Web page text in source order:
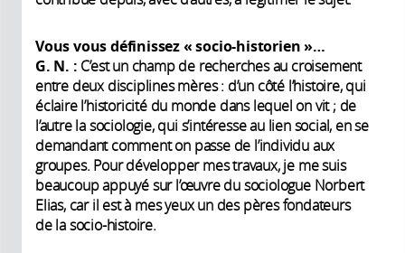
Vous vous définissez « socio-historien»…
G. N. : C’est un champ de recherches au croisement
entre deux disciplines mères : d’un côté l’histoire, qui
éclaire l’historicité du monde dans lequel on vit ; de
l’autre la sociologie, qui s’intéresse au lien social, en se
demandant comment on passe de l’individu aux
groupes. Pour développer mes travaux, je me suis
beaucoup appuyé sur l’œuvre du sociologue Norbert
Elias, car il est à mes yeux un des pères fondateurs
de la socio-histoire.